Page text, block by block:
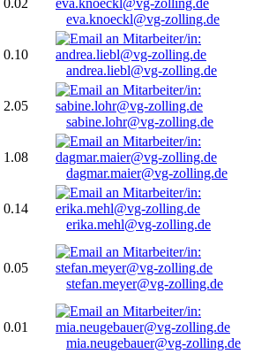
0.02
eva.knoeckl@vg-zolling.de
0.10
andrea.liebl@vg-zolling.de
2.05
sabine.lohr@vg-zolling.de
1.08
dagmar.maier@vg-zolling.de
0.14
erika.mehl@vg-zolling.de
0.05
stefan.meyer@vg-zolling.de
0.01
mia.neugebauer@vg-zolling.de